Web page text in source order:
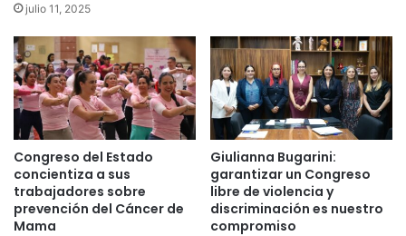
julio 11, 2025
Congreso del Estado
concientiza a sus
trabajadores sobre
prevención del Cáncer de
Mama
Giulianna Bugarini:
garantizar un Congreso
libre de violencia y
discriminación es nuestro
compromiso